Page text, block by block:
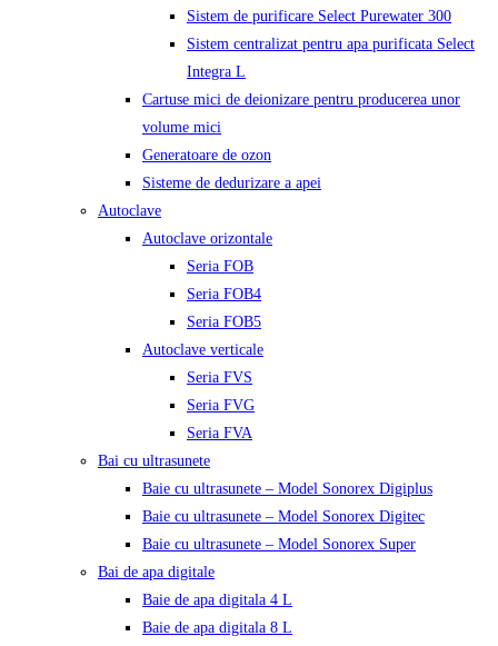
Sistem de purificare Select Purewater 300
Sistem centralizat pentru apa purificata Select
Integra L
Cartuse mici de deionizare pentru producerea unor
volume mici
Generatoare de ozon
Sisteme de dedurizare a apei
Autoclave
Autoclave orizontale
Seria FOB
Seria FOB4
Seria FOB5
Autoclave verticale
Seria FVS
Seria FVG
Seria FVA
Bai cu ultrasunete
Baie cu ultrasunete – Model Sonorex Digiplus
Baie cu ultrasunete – Model Sonorex Digitec
Baie cu ultrasunete – Model Sonorex Super
Bai de apa digitale
Baie de apa digitala 4 L
Baie de apa digitala 8 L